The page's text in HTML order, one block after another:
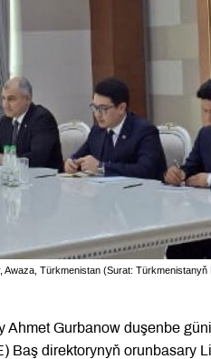
Türkmenistan (Surat:
Gurbanow duşenbe
Baş direktorynyň orunbasary